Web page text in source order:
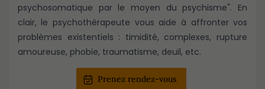
psychosomatique par le moyen du psychisme". En
clair, le psychothérapeute vous aide à affronter vos
problèmes existentiels : timidité, complexes, rupture
amoureuse, phobie, traumatisme, deuil, etc.
Prenez rendez-vous